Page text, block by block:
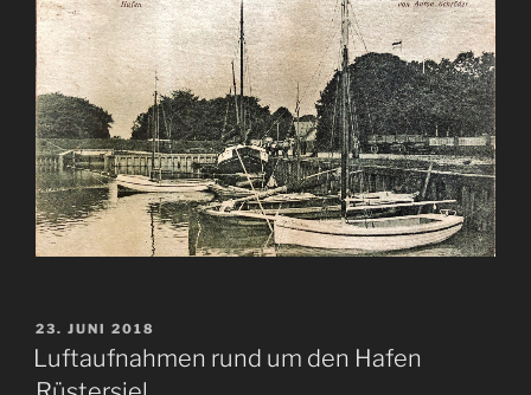
VERÖFFENTLICHT
AM
23. JUNI 2018
Luftaufnahmen rund um den Hafen